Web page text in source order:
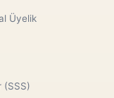
Üyelik
(SSS)